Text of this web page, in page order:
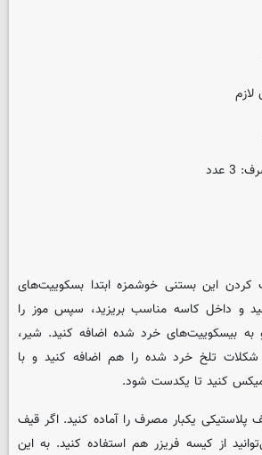
عدد
این بستنی خوشمزه ابتدا بسکوییت‌های
و داخل کاسه مناسب بریزید، سپس موز را
بیسکوییت‌های خرد شده اضافه کنید. شیر،
تلخ خرد شده را هم اضافه کنید و با
کنید تا یکدست شود.
یکبار مصرف را آماده کنید. اگر قیف
از کیسه فریزر هم استفاده کنید. به این